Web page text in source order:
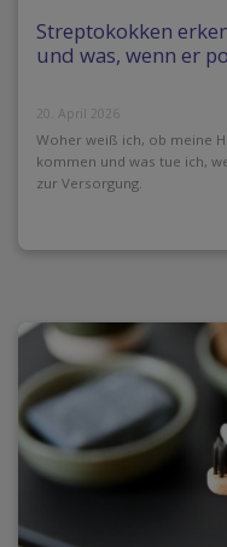
Streptokokken
und was, wenn er
20. April 2026
Woher weiß ich, ob meine
kommen und was tue ich,
zur Versorgung.